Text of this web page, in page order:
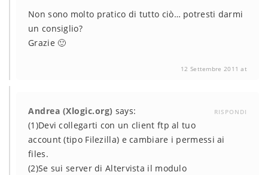
Non sono molto pratico di tutto ciò… potresti darmi
un consiglio?
Grazie 🙂
12 Settembre 2011 at
Andrea (Xlogic.org) says: RISPONDI
(1)Devi collegarti con un client ftp al tuo
account (tipo Filezilla) e cambiare i permessi ai
files.
(2)Se sui server di Altervista il modulo